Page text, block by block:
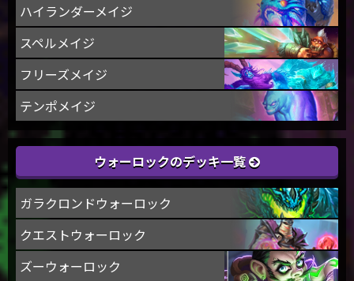
ハイランダーメイジ
スペルメイジ
フリーズメイジ
テンポメイジ
ウォーロックのデッキ一覧
ガラクロンドウォーロック
クエストウォーロック
ズーウォーロック